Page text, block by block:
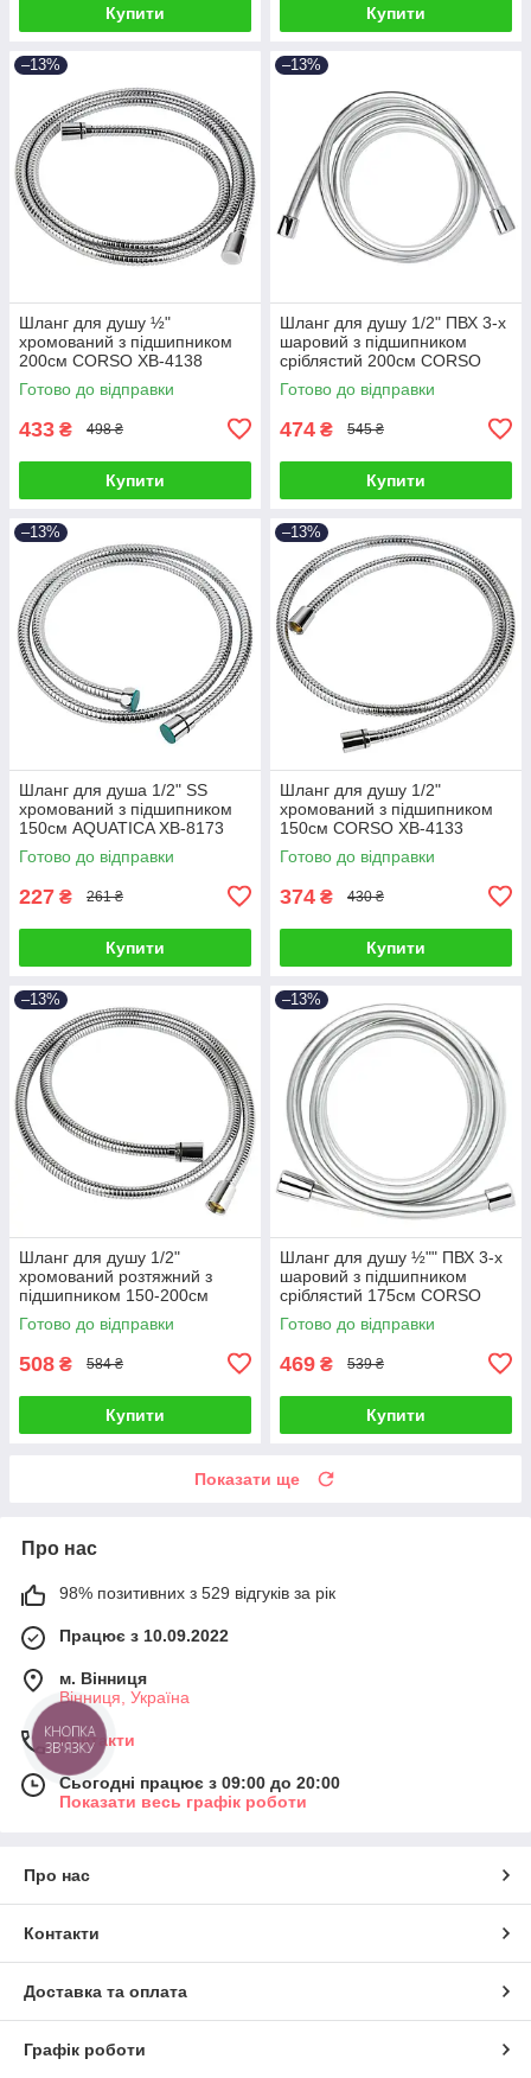
Купити Купити
–13%
Шланг для душу ½"
хромований з підшипником
200см CORSO XB-4138
(9691913)
Готово до відправки
433 ₴ 498 ₴
Купити
–13%
Шланг для душу 1/2" ПВХ 3-х
шаровий з підшипником
сріблястий 200см CORSO
XB-0138 (9691613)
Готово до відправки
474 ₴ 545 ₴
Купити
–13%
Шланг для душа 1/2" SS
хромований з підшипником
150см AQUATICA XB-8173
(9792021)
Готово до відправки
227 ₴ 261 ₴
Купити
–13%
Шланг для душу 1/2"
хромований з підшипником
150см CORSO XB-4133
(9691911)
Готово до відправки
374 ₴ 430 ₴
Купити
–13%
Шланг для душу 1/2"
хромований розтяжний з
підшипником 150-200см
CORSO XB-4113 (9691910)
Готово до відправки
508 ₴ 584 ₴
Купити
–13%
Шланг для душу ½"" ПВХ 3-х
шаровий з підшипником
сріблястий 175см CORSO
XB-0136 (9691612)
Готово до відправки
469 ₴ 539 ₴
Купити
Показати ще
Про нас
98% позитивних з 529 відгуків за рік
Працює з 10.09.2022
м. Вінниця
Вінниця, Україна
Контакти
Сьогодні працює з 09:00 до 20:00
Показати весь графік роботи
Про нас
Контакти
Доставка та оплата
Графік роботи
КНОПКА
ЗВ'ЯЗКУ